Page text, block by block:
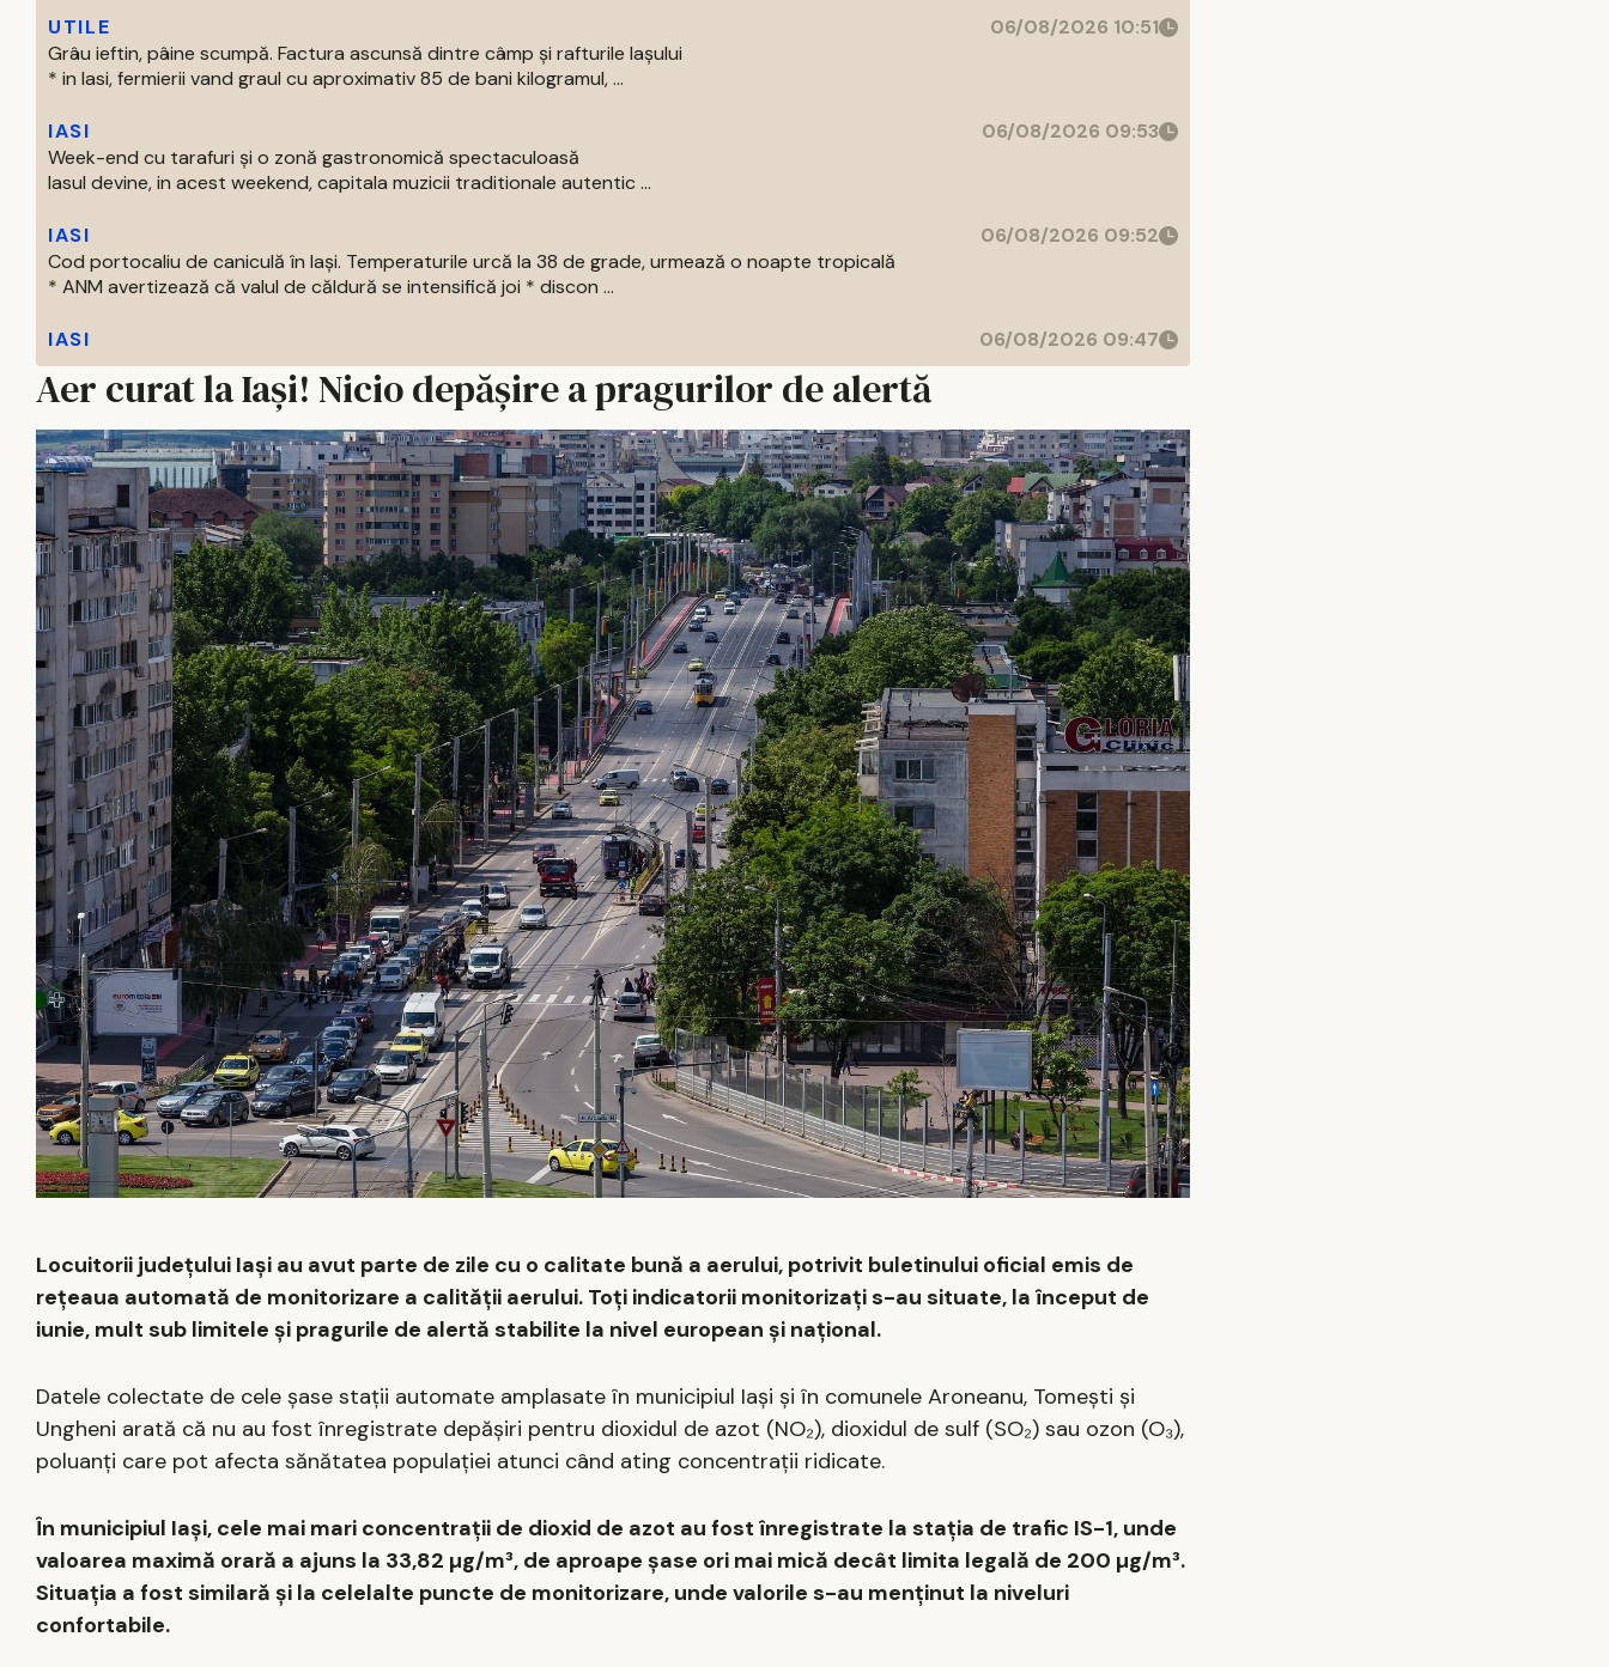
UTILE
06/08/2026 10:51
Grâu ieftin, pâine scumpă. Factura ascunsă dintre câmp și rafturile Iașului
* in Iasi, fermierii vand graul cu aproximativ 85 de bani kilogramul, ...
IASI
06/08/2026 09:53
Week-end cu tarafuri și o zonă gastronomică spectaculoasă
Iasul devine, in acest weekend, capitala muzicii traditionale autentic ...
IASI
06/08/2026 09:52
Cod portocaliu de caniculă în Iași. Temperaturile urcă la 38 de grade, urmează o noapte tropicală
* ANM avertizează că valul de căldură se intensifică joi * discon ...
IASI 06/08/2026 09:47
Aer curat la Iași! Nicio depășire a pragurilor de alertă
Locuitorii județului Iași au avut parte de zile cu o calitate bună a aerului, potrivit buletinului oficial emis de
rețeaua automată de monitorizare a calității aerului. Toți indicatorii monitorizați s-au situate, la început de
iunie, mult sub limitele și pragurile de alertă stabilite la nivel european și național.
Datele colectate de cele șase stații automate amplasate în municipiul Iași și în comunele Aroneanu, Tomești și
Ungheni arată că nu au fost înregistrate depășiri pentru dioxidul de azot (NO₂), dioxidul de sulf (SO₂) sau ozon (O₃),
poluanți care pot afecta sănătatea populației atunci când ating concentrații ridicate.
În municipiul Iași, cele mai mari concentrații de dioxid de azot au fost înregistrate la stația de trafic IS-1, unde
valoarea maximă orară a ajuns la 33,82 µg/m³, de aproape șase ori mai mică decât limita legală de 200 µg/m³.
Situația a fost similară și la celelalte puncte de monitorizare, unde valorile s-au menținut la niveluri
confortabile.